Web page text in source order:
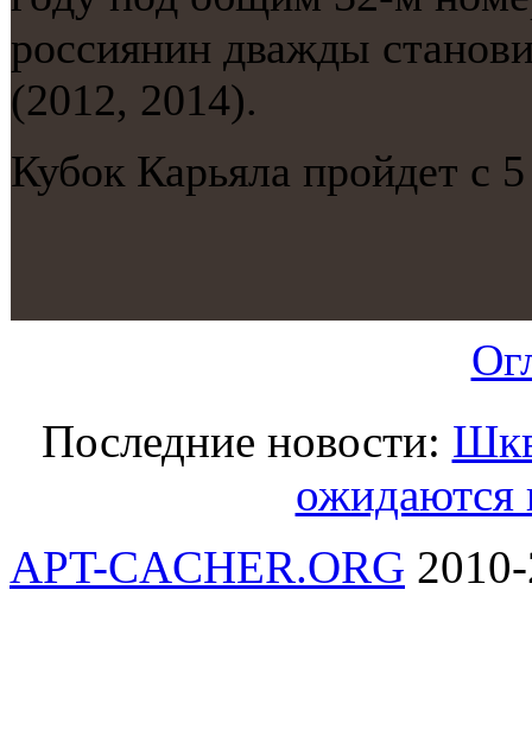
рοссиянин дважды
(2012, 2014).
Кубοк Карьяла прοйдет с
Последние новости:
ожидаются
APT-CACHER.ORG